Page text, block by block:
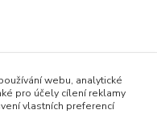
webu, analytické
pro účely cílení reklamy
vlastních preferencí